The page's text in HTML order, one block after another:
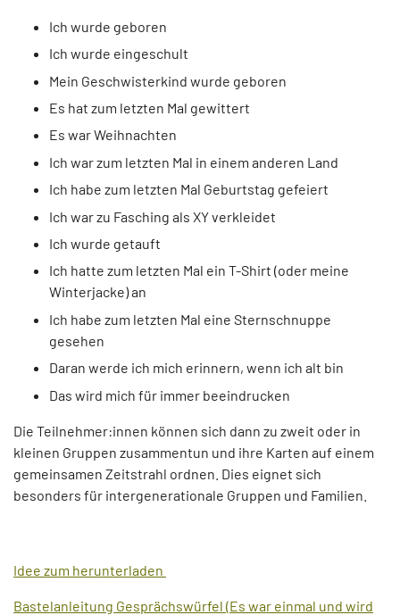
Ich wurde geboren
Ich wurde eingeschult
Mein Geschwisterkind wurde geboren
Es hat zum letzten Mal gewittert
Es war Weihnachten
Ich war zum letzten Mal in einem anderen Land
Ich habe zum letzten Mal Geburtstag gefeiert
Ich war zu Fasching als XY verkleidet
Ich wurde getauft
Ich hatte zum letzten Mal ein T-Shirt (oder meine
Winterjacke) an
Ich habe zum letzten Mal eine Sternschnuppe
gesehen
Daran werde ich mich erinnern, wenn ich alt bin
Das wird mich für immer beeindrucken
Die Teilnehmer:innen können sich dann zu zweit oder in
kleinen Gruppen zusammentun und ihre Karten auf einem
gemeinsamen Zeitstrahl ordnen. Dies eignet sich
besonders für intergenerationale Gruppen und Familien.
Idee zum herunterladen
Bastelanleitung Gesprächswürfel (Es war einmal und wird